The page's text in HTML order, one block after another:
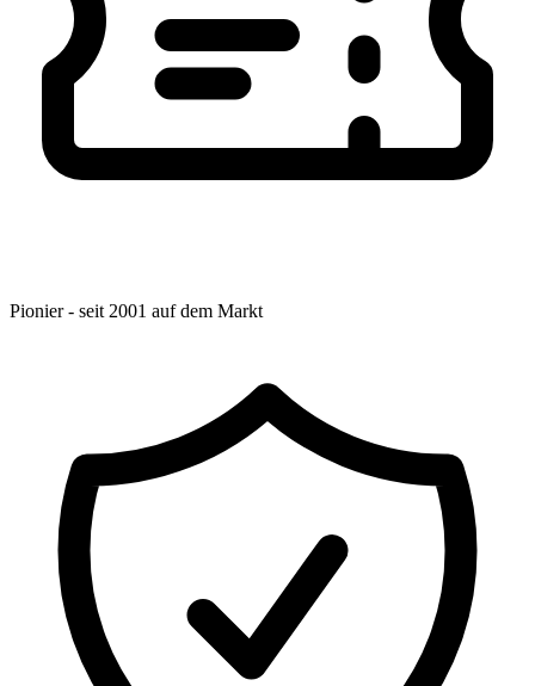
Pionier - seit 2001 auf dem Markt